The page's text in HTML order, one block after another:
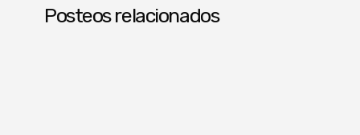
Posteos relacionados